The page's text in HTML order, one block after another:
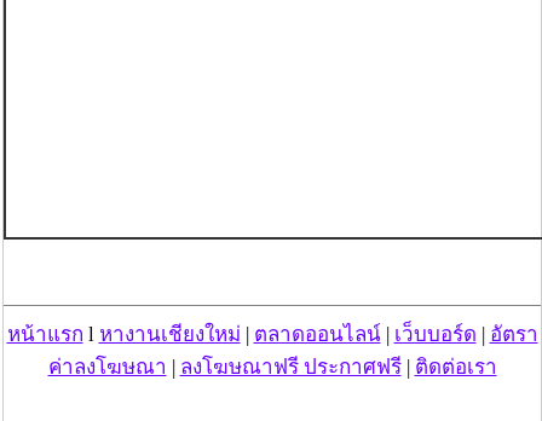
หน้าแรก l หางานเชียงใหม่ | ตลาดออนไลน์| เว็บบอร์ด | อัตรา
ค่าลงโฆษณา | ลงโฆษณาฟรี ประกาศฟรี| ติดต่อเรา